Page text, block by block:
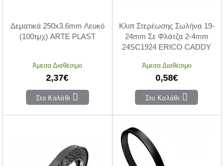
Δεματικά 250x3.6mm Λευκό
(100τμχ) ARTE PLAST
Άμεσα Διαθέσιμο
2,37€
Στο Καλάθι
Κλιπ Στερέωσης Σωλήνα 19-
24mm Σε Φλάτζα 2-4mm
24SC1924 ERICO CADDY
Άμεσα Διαθέσιμο
0,58€
Στο Καλάθι